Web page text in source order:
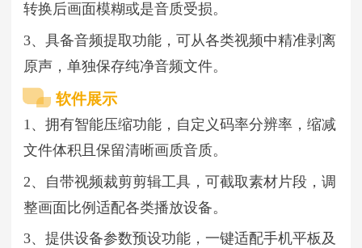
转换后画面模糊或是音质受损。
3、具备音频提取功能，可从各类视频中精准剥离
原声，单独保存纯净音频文件。
软件展示
1、拥有智能压缩功能，自定义码率分辨率，缩减
文件体积且保留清晰画质音质。
2、自带视频裁剪剪辑工具，可截取素材片段，调
整画面比例适配各类播放设备。
3、提供设备参数预设功能，一键适配手机平板及